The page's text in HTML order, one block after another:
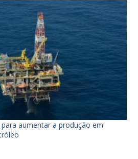
aumentar a produção em